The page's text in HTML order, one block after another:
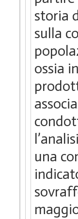
storia
sulla
ossia
una